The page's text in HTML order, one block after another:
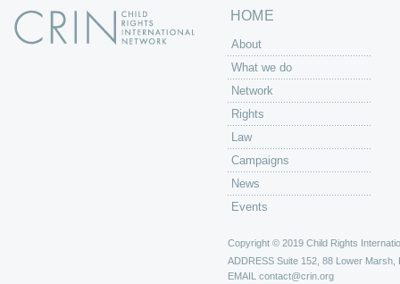
HOME
About
What we do
Network
Rights
Law
Campaigns
News
Events
Copyright © 2019 Child Rights
ADDRESS Suite 152, 88 Lower Marsh,
EMAIL contact@crin.org